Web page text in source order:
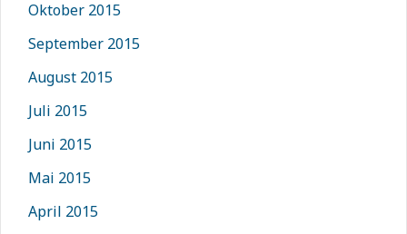
Oktober 2015
September 2015
August 2015
Juli 2015
Juni 2015
Mai 2015
April 2015